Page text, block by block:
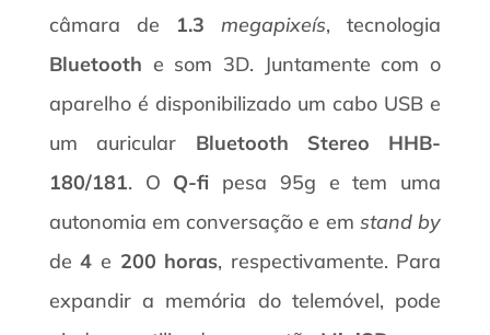
câmara de 1.3 megapixeís, tecnologia
Bluetooth e som 3D. Juntamente com o
aparelho é disponibilizado um cabo USB e
um auricular Bluetooth Stereo HHB-
180/181. O Q-fi pesa 95g e tem uma
autonomia em conversação e em stand by
de4 e 200 horas, respectivamente. Para
expandir a memória do telemóvel, pode